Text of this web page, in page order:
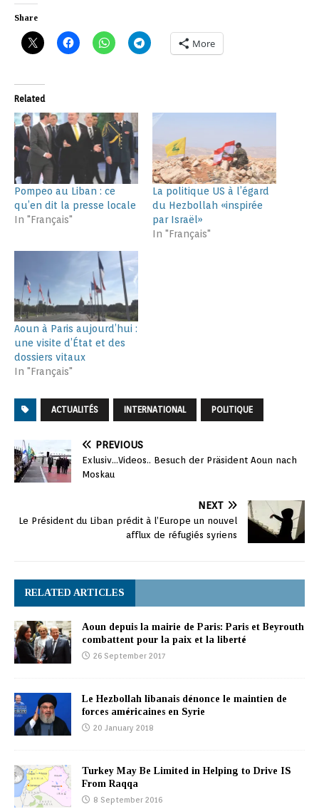
Share
More
Related
Pompeo au Liban : ce
qu’en dit la presse locale
In "Français"
La politique US à l’égard
du Hezbollah «inspirée
par Israël»
In "Français"
Aoun à Paris aujourd’hui :
une visite d’État et des
dossiers vitaux
In "Français"
ACTUALITÉS INTERNATIONAL POLITIQUE
PREVIOUS
Exlusiv…Videos.. Besuch der Präsident Aoun nach
Moskau
NEXT
Le Président du Liban prédit à l’Europe un nouvel
afflux de réfugiés syriens
RELATED ARTICLES
Aoun depuis la mairie de Paris: Paris et Beyrouth
combattent pour la paix et la liberté
26 September 2017
Le Hezbollah libanais dénonce le maintien de
forces américaines en Syrie
20 January 2018
Turkey May Be Limited in Helping to Drive IS
From Raqqa
8 September 2016